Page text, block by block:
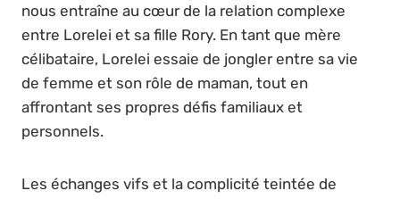
nous entraîne au cœur de la relation complexe
entre Lorelei et sa fille Rory. En tant que mère
célibataire, Lorelei essaie de jongler entre sa vie
de femme et son rôle de maman, tout en
affrontant ses propres défis familiaux et
personnels.
Les échanges vifs et la complicité teintée de